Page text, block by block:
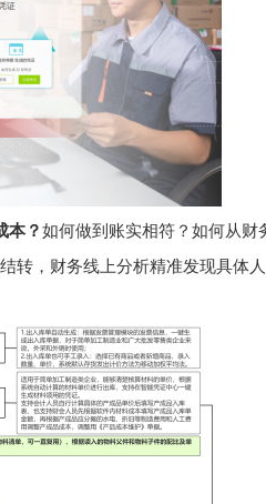
本？如何做到账实相符？如何从财
转，财务线上分析精准发现具体